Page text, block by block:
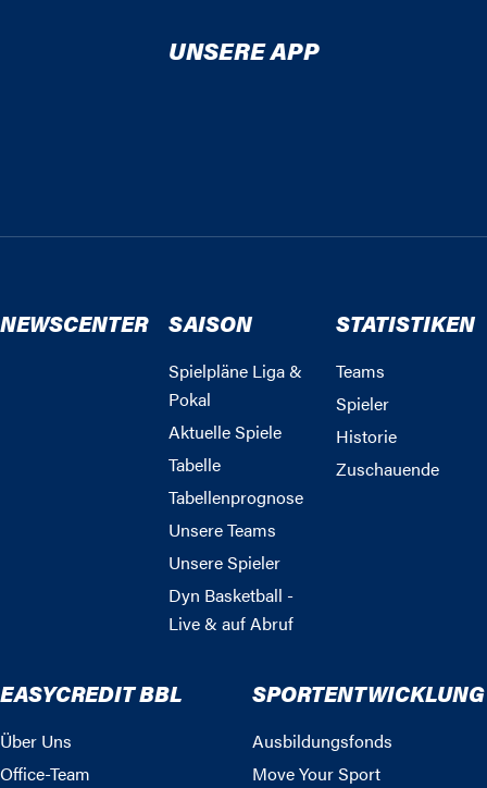
UNSERE APP
NEWSCENTER SAISON
Spielpläne Liga &
Pokal
Aktuelle Spiele
Tabelle
Tabellenprognose
Unsere Teams
Unsere Spieler
Dyn Basketball -
Live & auf Abruf
STATISTIKEN
Teams
Spieler
Historie
Zuschauende
EASYCREDIT BBL
Über Uns
Office-Team
SPORTENTWICKLUNG
Ausbildungsfonds
Move Your Sport